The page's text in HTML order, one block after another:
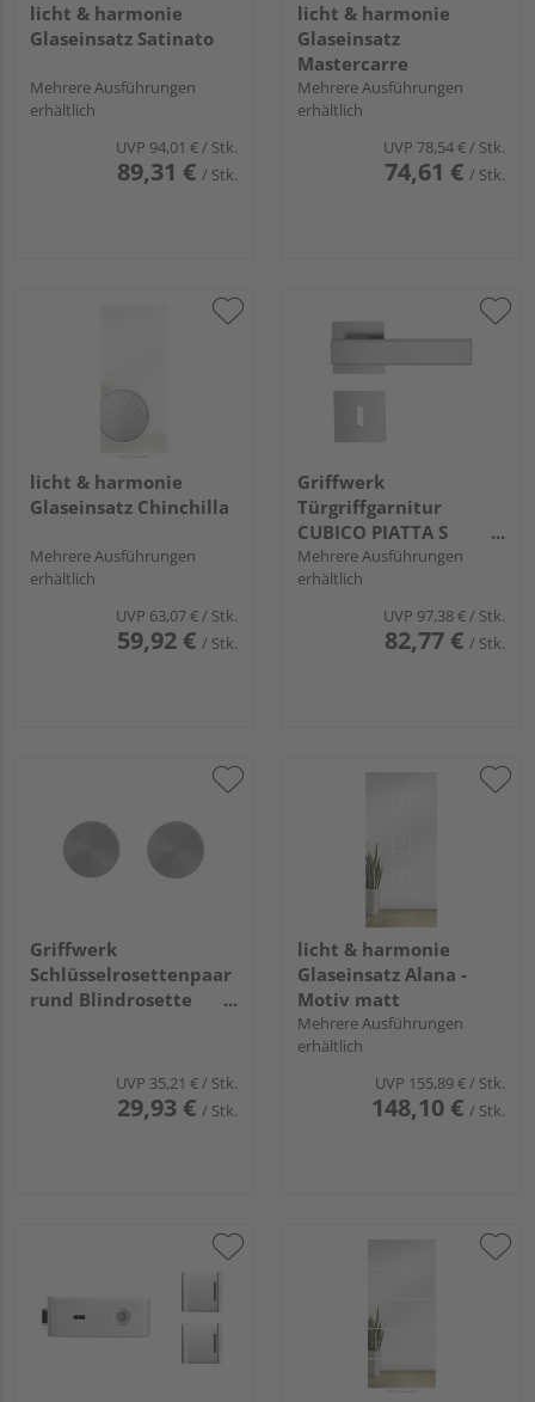
licht & harmonie
Glaseinsatz Satinato
Mehrere Ausführungen
erhältlich
UVP 94,01 €/ Stk.
89,31 € / Stk.
licht & harmonie
Glaseinsatz
Mastercarre
Mehrere Ausführungen
erhältlich
UVP 78,54 €/ Stk.
74,61 € / Stk.
licht & harmonie
Glaseinsatz Chinchilla
Mehrere Ausführungen
erhältlich
UVP 63,07 € / Stk.
59,92 € / Stk.
Griffwerk
Türgriffgarnitur
CUBICO PIATTA S
QUATTRO Flachrosette
eckig Buntbart Edelst.
Mehrere Ausführungen
erhältlich
UVP 97,38 € / Stk.
82,77 € / Stk.
Griffwerk
Schlüsselrosettenpaar
rund Blindrosette
UVP 35,21 €/ Stk.
29,93 € / Stk.
licht & harmonie
Glaseinsatz Alana -
Motiv matt
Mehrere Ausführungen
erhältlich
UVP 155,89 €/ Stk.
148,10 € / Stk.